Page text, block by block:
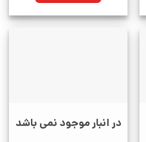
در انبار موجود نمی باشد